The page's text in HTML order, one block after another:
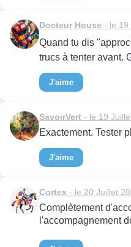
Docteur House - le 19
Quand tu dis
trucs à tenter avant.
J'aime
SavoirVert - le 19
Exactement. Tester
J'aime
Cortex - le 20 Juillet
Complètement
l'accompagnement